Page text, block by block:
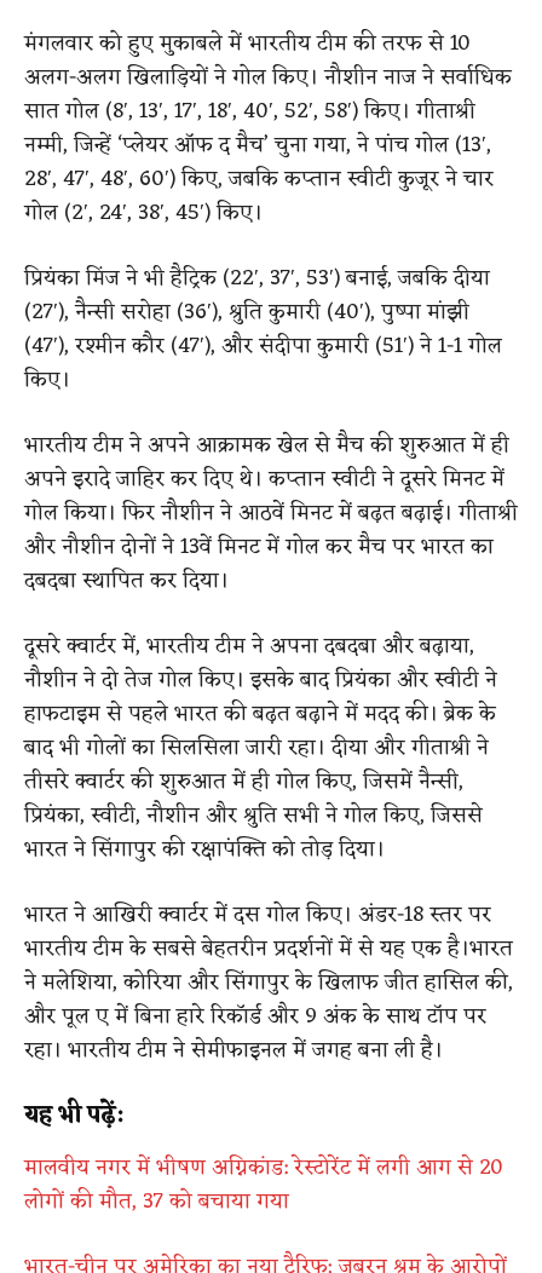
मंगलवार को हुए मुकाबले में भारतीय टीम की तरफ से 10
अलग-अलग खिलाड़ियों ने गोल किए। नौशीन नाज ने सर्वाधिक
सात गोल (8′, 13′, 17′, 18′, 40′, 52′, 58′) किए। गीताश्री
नम्मी, जिन्हें ‘प्लेयर ऑफ द मैच’ चुना गया, ने पांच गोल (13′,
28′, 47′, 48′, 60′) किए, जबकि कप्तान स्वीटी कुजूर ने चार
गोल (2′, 24′, 38′, 45′) किए।
प्रियंका मिंज ने भी हैट्रिक (22′, 37′, 53′) बनाई, जबकि दीया
(27′), नैन्सी सरोहा (36′), श्रुति कुमारी (40′), पुष्पा मांझी
(47′), रश्मीन कौर (47′), और संदीपा कुमारी (51′) ने 1-1 गोल
किए।
भारतीय टीम ने अपने आक्रामक खेल से मैच की शुरुआत में ही
अपने इरादे जाहिर कर दिए थे। कप्तान स्वीटी ने दूसरे मिनट में
गोल किया। फिर नौशीन ने आठवें मिनट में बढ़त बढ़ाई। गीताश्री
और नौशीन दोनों ने 13वें मिनट में गोल कर मैच पर भारत का
दबदबा स्थापित कर दिया।
दूसरे क्वार्टर में, भारतीय टीम ने अपना दबदबा और बढ़ाया,
नौशीन ने दो तेज गोल किए। इसके बाद प्रियंका और स्वीटी ने
हाफटाइम से पहले भारत की बढ़त बढ़ाने में मदद की। ब्रेक के
बाद भी गोलों का सिलसिला जारी रहा। दीया और गीताश्री ने
तीसरे क्वार्टर की शुरुआत में ही गोल किए, जिसमें नैन्सी,
प्रियंका, स्वीटी, नौशीन और श्रुति सभी ने गोल किए, जिससे
भारत ने सिंगापुर की रक्षापंक्ति को तोड़ दिया।
भारत ने आखिरी क्वार्टर में दस गोल किए। अंडर-18 स्तर पर
भारतीय टीम के सबसे बेहतरीन प्रदर्शनों में से यह एक है।भारत
ने मलेशिया, कोरिया और सिंगापुर के खिलाफ जीत हासिल की,
और पूल ए में बिना हारे रिकॉर्ड और 9 अंक के साथ टॉप पर
रहा। भारतीय टीम ने सेमीफाइनल में जगह बना ली है।
यह भी पढ़ें:
मालवीय नगर में भीषण अग्निकांड: रेस्टोरेंट में लगी आग से 20
लोगों की मौत, 37 को बचाया गया